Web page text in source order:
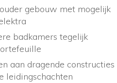
gebouw met mogelijk
badkamers tegelijk
aan dragende constructies
leidingschachten